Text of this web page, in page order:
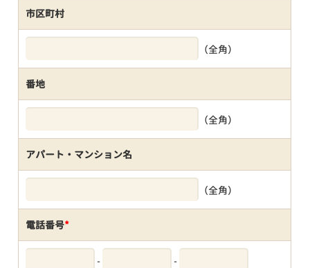
市区町村
（全角）
番地
（全角）
アパート・マンション名
（全角）
電話番号*
- -